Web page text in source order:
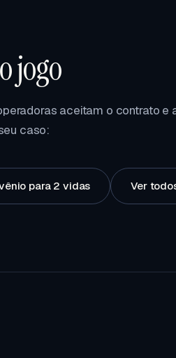
jogo
aceitam o contrato e
caso:
para 2 vidas Ver